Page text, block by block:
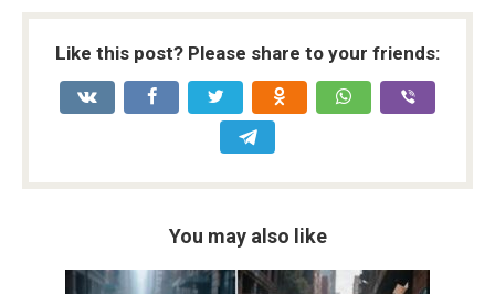
Like this post? Please share to your friends:
You may also like